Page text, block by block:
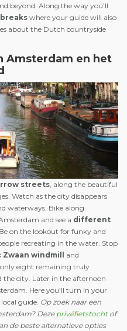
beyond. Along the way you’ll
where your guide will also
about the Dutch countryside
Amsterdam en het
streets, along the beautiful
Watch as the city disappears
waterways. Bike along
and see a different
on the lookout for funky and
recreating in the water. Stop
windmill
and
eight remaining truly
the city. Later in the afternoon
Here you’ll turn in your
guide. Op zoek naar een
Deze privéfietstochtof
de beste alternatieve opties